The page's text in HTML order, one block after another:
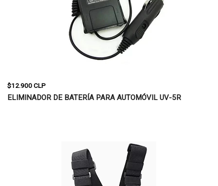
$12.900 CLP
ELIMINADOR DE BATERÍA PARA AUTOMÓVIL UV-5R